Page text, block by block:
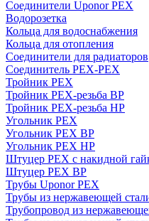
Соединители Uponor PEX
Водорозетка
Кольца для водоснабжения
Кольца для отопления
Соединители для радиаторов
Соединитель PEX-PEX
Тройник PEX
Тройник PEX-резьба ВР
Тройник PEX-резьба НР
Угольник PEX
Угольник PEX ВР
Угольник PEX НР
Штуцер PEX c накидной
Штуцер PEX ВР
Трубы Uponor PEX
Трубы из нержавеющей
Трубопровод из